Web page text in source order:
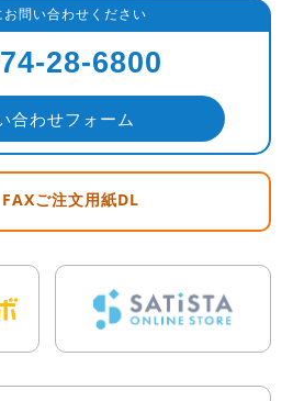
お問い合わせください
28-6800
合わせフォーム
FAXご注文用紙DL